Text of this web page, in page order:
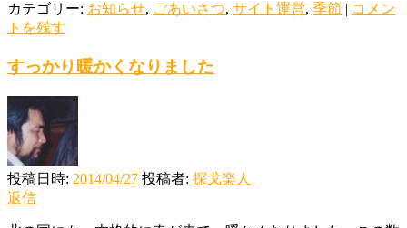
カテゴリー: お知らせ, ごあいさつ, サイト運営, 季節 | コメン
トを残す
すっかり暖かくなりました
投稿日時: 2014/04/27 投稿者: 探戈楽人
返信